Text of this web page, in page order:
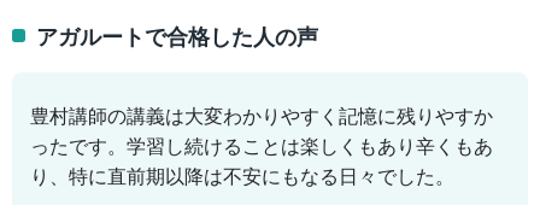
アガルートで合格した人の声
豊村講師の講義は大変わかりやすく記憶に残りやすか
ったです。学習し続けることは楽しくもあり辛くもあ
り、特に直前期以降は不安にもなる日々でした。